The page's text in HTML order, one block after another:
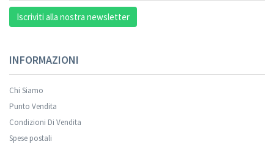
Iscriviti alla nostra newsletter
INFORMAZIONI
Chi Siamo
Punto Vendita
Condizioni Di Vendita
Spese postali